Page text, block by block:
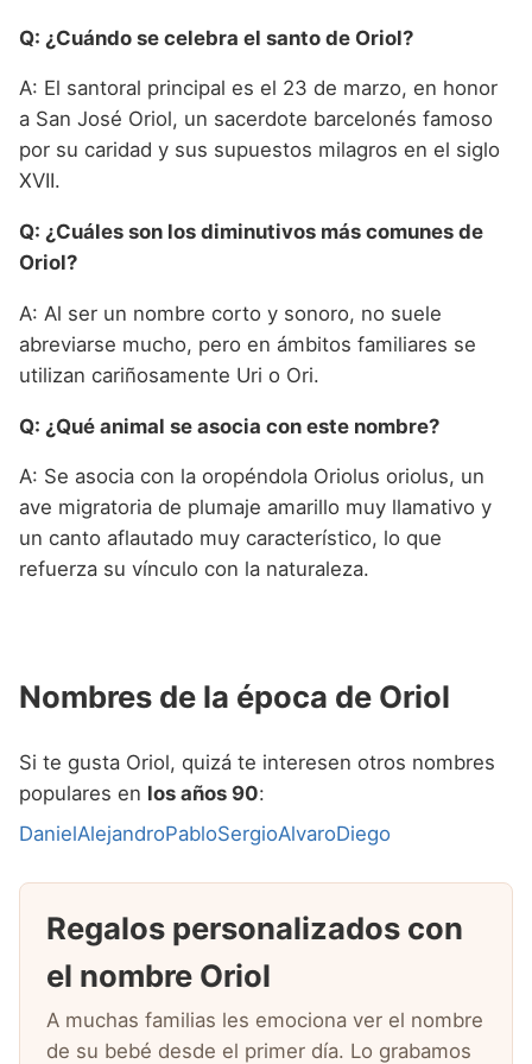
Q: ¿Cuándo se celebra el santo de Oriol?
A: El santoral principal es el 23 de marzo, en honor
a San José Oriol, un sacerdote barcelonés famoso
por su caridad y sus supuestos milagros en el siglo
XVII.
Q: ¿Cuáles son los diminutivos más comunes de
Oriol?
A: Al ser un nombre corto y sonoro, no suele
abreviarse mucho, pero en ámbitos familiares se
utilizan cariñosamente Uri o Ori.
Q: ¿Qué animal se asocia con este nombre?
A: Se asocia con la oropéndola Oriolus oriolus, un
ave migratoria de plumaje amarillo muy llamativo y
un canto aflautado muy característico, lo que
refuerza su vínculo con la naturaleza.
Nombres de la época de Oriol
Si te gusta Oriol, quizá te interesen otros nombres
populares en los años 90:
DanielAlejandroPabloSergioAlvaroDiego
Regalos personalizados con
el nombre Oriol
A muchas familias les emociona ver el nombre
de su bebé desde el primer día. Lo grabamos